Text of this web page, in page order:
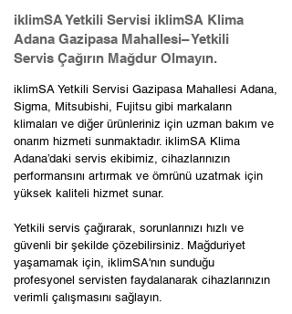
iklimSA Yetkili Servisi iklimSA Klima
Adana Gazipasa Mahallesi– Yetkili
Servis Çağırın Mağdur Olmayın.
iklimSA Yetkili Servisi Gazipasa Mahallesi Adana,
Sigma, Mitsubishi, Fujitsu gibi markaların
klimaları ve diğer ürünleriniz için uzman bakım ve
onarım hizmeti sunmaktadır. iklimSA Klima
Adana’daki servis ekibimiz, cihazlarınızın
performansını artırmak ve ömrünü uzatmak için
yüksek kaliteli hizmet sunar.
Yetkili servis çağırarak, sorunlarınızı hızlı ve
güvenli bir şekilde çözebilirsiniz. Mağduriyet
yaşamamak için, iklimSA'nın sunduğu
profesyonel servisten faydalanarak cihazlarınızın
verimli çalışmasını sağlayın.